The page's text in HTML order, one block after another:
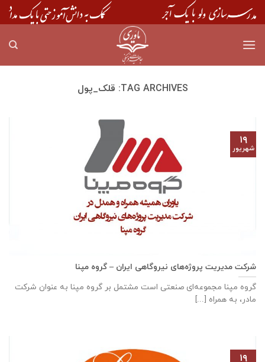
Skip
to
TAG ARCHIVES: قلک_پول
شرکت مدیریت پروژه‌های نیروگاهی ایران – گروه مپنا
گروه مپنا مجموعه‌ای صنعتى است مشتمل بر گروه مپنا به عنوان شرکت
مادر، به همراه [...]
۱۹
شهریور
۱۹